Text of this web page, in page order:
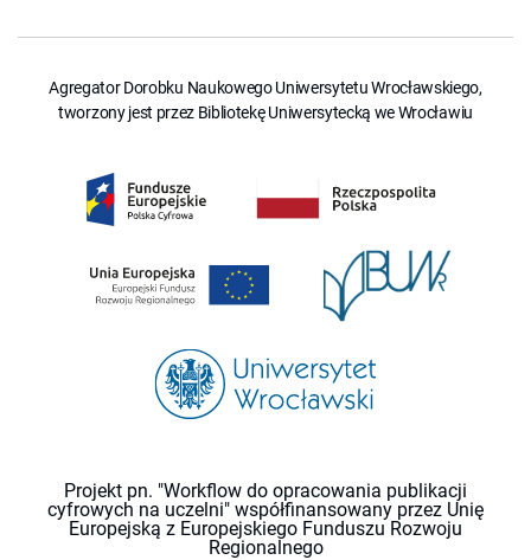
Agregator Dorobku Naukowego Uniwersytetu Wrocławskiego,
tworzony jest przez Bibliotekę Uniwersytecką we Wrocławiu
Projekt pn. "Workflow do opracowania publikacji
cyfrowych na uczelni" współfinansowany przez Unię
Europejską z Europejskiego Funduszu Rozwoju
Regionalnego